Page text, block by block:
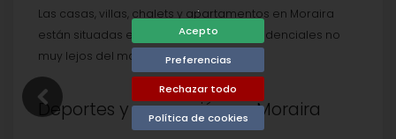
.
Acepto
Preferencias
Rechazar todo
Política de cookies
Las casas, villas, chalets y apartamentos en Moraira
están situadas en arboladas zonas residenciales no
muy lejos del mar.
Deportes y recreación en Moraira